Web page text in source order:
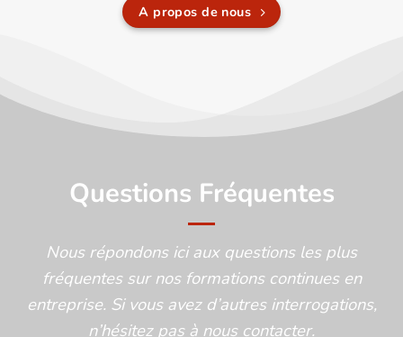
A propos de nous
Questions Fréquentes
Nous répondons ici aux questions les plus
fréquentes sur nos formations continues en
entreprise. Si vous avez d’autres interrogations,
n’hésitez pas à nous contacter.